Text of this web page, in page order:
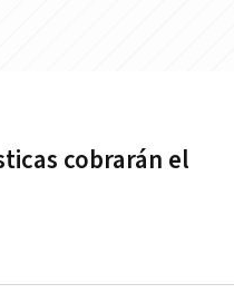
cobrarán el